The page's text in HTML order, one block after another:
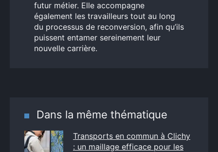
futur métier. Elle accompagne
également les travailleurs tout au long
du processus de reconversion, afin qu’ils
puissent entamer sereinement leur
nouvelle carrière.
Dans la même thématique
Transports en commun à Clichy
: un maillage efficace pour les